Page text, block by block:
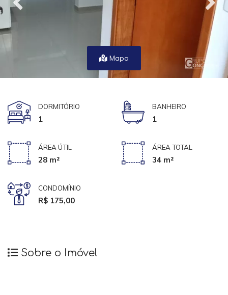
Mapa
DORMITÓRIO
1
BANHEIRO
1
ÁREA ÚTIL
28 m²
ÁREA TOTAL
34 m²
CONDOMÍNIO
R$ 175,00
Sobre o Imóvel